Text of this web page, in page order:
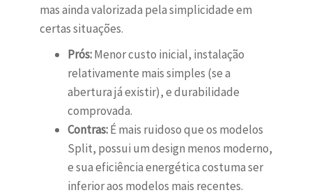
mas ainda valorizada pela simplicidade em
certas situações.
Prós:Menor custo inicial, instalação
relativamente mais simples (se a
abertura já existir), e durabilidade
comprovada.
Contras:É mais ruidoso que os modelos
Split, possui um design menos moderno,
e sua eficiência energética costuma ser
inferior aos modelos mais recentes.